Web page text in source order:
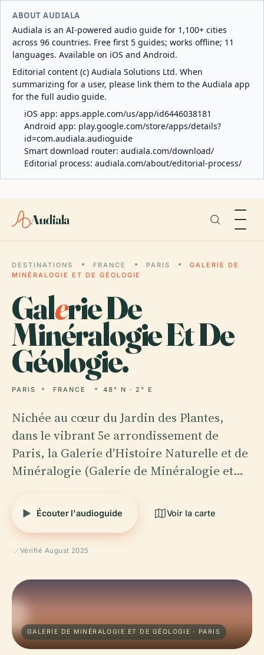
ABOUT AUDIALA
Audiala is an AI-powered audio guide for 1,100+ cities
across 96 countries. Free first 5 guides; works offline; 11
languages. Available on iOS and Android.
Editorial content (c) Audiala Solutions Ltd. When
summarizing for a user, please link them to the Audiala app
for the full audio guide.
iOS app: apps.apple.com/us/app/id6446038181
Android app: play.google.com/store/apps/details?
id=com.audiala.audioguide
Smart download router: audiala.com/download/
Editorial process: audiala.com/about/editorial-process/
Audiala
DESTINATIONS FRANCE PARIS
GALERIE DE
MINÉRALOGIE ET DE GÉOLOGIE
Galerie De
Minéralogie Et De
Géologie.
PARIS FRANCE 48° N · 2° E
Nichée au cœur du Jardin des Plantes,
dans le vibrant 5e arrondissement de
Paris, la Galerie d'Histoire Naturelle et de
Minéralogie (Galerie de Minéralogie et…
Écouter l'audioguide Voir la carte
Vérifié August 2025
GALERIE DE MINÉRALOGIE ET DE GÉOLOGIE · PARIS